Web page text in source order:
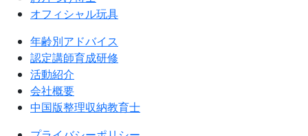
オフィシャル玩具
年齢別アドバイス
認定講師育成研修
活動紹介
会社概要
中国版整理収納教育士